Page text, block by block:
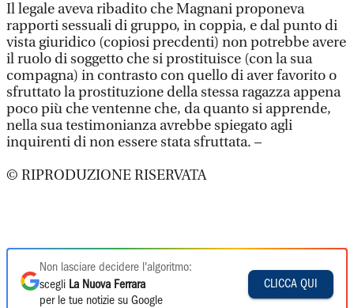
Il legale aveva ribadito che Magnani proponeva
rapporti sessuali di gruppo, in coppia, e dal punto di
vista giuridico (copiosi precdenti) non potrebbe avere
il ruolo di soggetto che si prostituisce (con la sua
compagna) in contrasto con quello di aver favorito o
sfruttato la prostituzione della stessa ragazza appena
poco più che ventenne che, da quanto si apprende,
nella sua testimonianza avrebbe spiegato agli
inquirenti di non essere stata sfruttata. –
© RIPRODUZIONE RISERVATA
Non lasciare decidere l'algoritmo:
scegli La Nuova Ferrara
per le tue notizie su Google
CLICCA QUI